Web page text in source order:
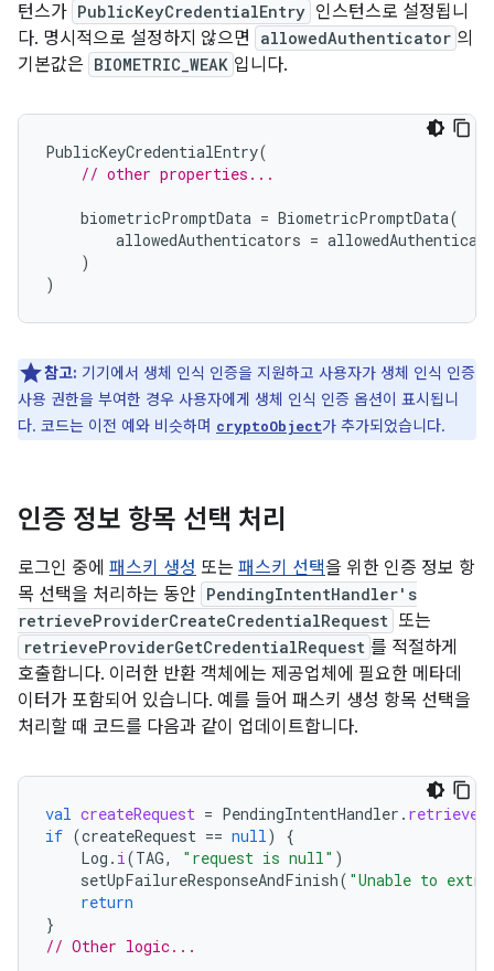
턴스가 PublicKeyCredentialEntry 인스턴스로 설정됩니
다. 명시적으로 설정하지 않으면
allowedAuthenticator 의
기본값은 BIOMETRIC_WEAK 입니다.
PublicKeyCredentialEntry(
// other properties...
biometricPromptData = BiometricPromptData(
allowedAuthenticators =
)
)
참고: 기기에서 생체 인식 인증을 지원하고 사용자가 생체 인식 인증
사용 권한을 부여한 경우 사용자에게 생체 인식 인증 옵션이 표시됩니
다. 코드는 이전 예와 비슷하며 cryptoObject가 추가되었습니다.
인증 정보 항목 선택 처리
로그인 중에 패스키 생성 또는 패스키 선택을 위한 인증 정보 항
목 선택을 처리하는 동안 PendingIntentHandler's
retrieveProviderCreateCredentialRequest 또는
retrieveProviderGetCredentialRequest 를 적절하게
호출합니다. 이러한 반환 객체에는 제공업체에 필요한 메타데
이터가 포함되어 있습니다. 예를 들어 패스키 생성 항목 선택을
처리할 때 코드를 다음과 같이 업데이트합니다.
val createRequest = PendingIntentHandler .
if (createRequest == null)
{
Log . i(TAG, "request is null" )
setUpFailureResponseAndFinish( "Unable to
return
}
// Other logic...